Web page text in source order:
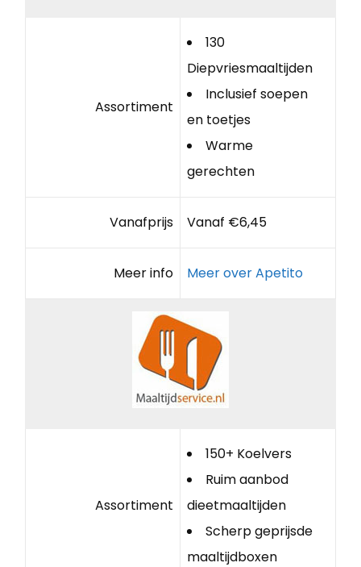
Assortiment
130
Diepvriesmaaltijden
Inclusief soepen
en toetjes
Warme
gerechten
Vanafprijs Vanaf €6,45
Meer info Meer over Apetito
Assortiment
150+ Koelvers
Ruim aanbod
dieetmaaltijden
Scherp geprijsde
maaltijdboxen